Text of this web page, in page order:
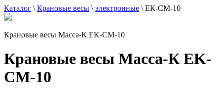
Каталог \ Крановые весы \ электронные \ ЕК-СМ-10
Крановые весы Масса-К EK-СМ-10
Крановые весы Масса-К EK-
СМ-10